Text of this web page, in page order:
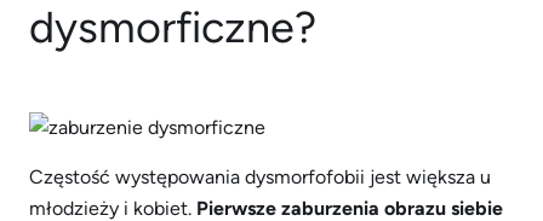
dysmorficzne?
Częstość występowania dysmorfofobii jest większa u
młodzieży i kobiet. Pierwsze zaburzenia obrazu siebie